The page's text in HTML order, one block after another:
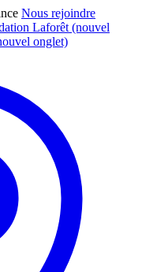
Nous rejoindre
Laforêt (nouvel
onglet)